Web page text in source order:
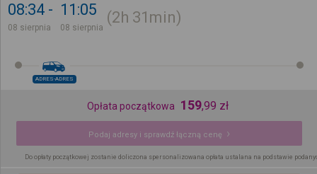
08:34
08 sierpnia
11:05
08 sierpnia
2h 31min
ADRES-ADRES
Opłata początkowa 159,99 zł
Podaj adresy i sprawdź łączną cenę
Do opłaty początkowej zostanie doliczona spersonalizowana opłata ustalana na podstawie